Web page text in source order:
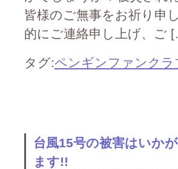
皆様のご無事をお祈り申
的にご連絡申し上げ、ご
タグ:ペンギンファンクラ
台風15号の被害はいか
ます!!